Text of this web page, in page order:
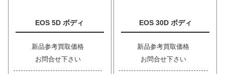
EOS 5D ボディ
新品参考買取価格
お問合せ下さい
EOS 30D ボディ
新品参考買取価格
お問合せ下さい